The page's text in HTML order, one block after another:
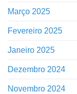
Março 2025
Fevereiro 2025
Janeiro 2025
Dezembro 2024
Novembro 2024